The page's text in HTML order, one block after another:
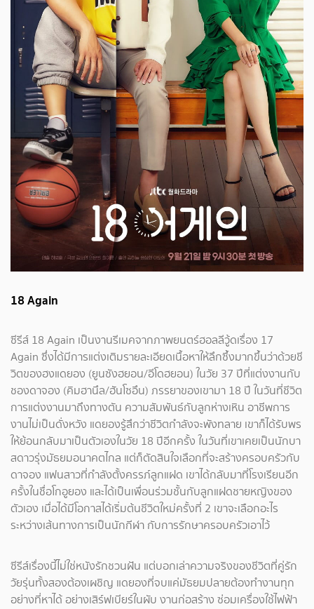
18 Again
ซีรีส์ 18 Again เป็นงานรีเมคจากภาพยนตร์ฮอลลีวู้ดเรื่อง 17
Again ซึ่งได้มีการแต่งเติมรายละเอียดเนื้อหาให้ลึกซึ้งมากขึ้นว่าด้วยชี
วิตของฮงแดยอง (ยูนซังฮยอน/อีโดฮยอน) ในวัย 37 ปีที่แต่งงานกับ
ชองดาจอง (คิมฮานึล/ฮันโซอึน) ภรรยาของเขามา 18 ปี ในวันที่ชีวิต
การแต่งงานมาถึงทางตัน ความสัมพันธ์กับลูกห่างเหิน อาชีพการ
งานไม่เป็นดั่งหวัง แดยองรู้สึกว่าชีวิตกำลังจะพังทลาย เขาก็ได้รับพร
ให้ย้อนกลับมาเป็นตัวเองในวัย 18 ปีอีกครั้ง ในวันที่เขาเคยเป็นนักบา
สดาวรุ่งมัธยมอนาคตไกล แต่ก็ตัดสินใจเลือกที่จะสร้างครอบครัวกับ
ดาจอง แฟนสาวที่กำลังตั้งครรภ์ลูกแฝด เขาได้กลับมาที่โรงเรียนอีก
ครั้งในชื่อโกอูยอง และได้เป็นเพื่อนร่วมชั้นกับลูกแฝดชายหญิงของ
ตัวเอง เมื่อได้มีโอกาสได้เริ่มต้นชีวิตใหม่ครั้งที่ 2 เขาจะเลือกอะไร
ระหว่างเส้นทางการเป็นนักกีฬา กับการรักษาครอบครัวเอาไว้
ซีรีส์เรื่องนี้ไม่ใช่หนังรักชวนฝัน แต่บอกเล่าความจริงของชีวิตที่คู่รัก
วัยรุ่นทั้งสองต้องเผชิญ แดยองที่จบแค่มัธยมปลายต้องทำงานทุก
อย่างที่หาได้ อย่างเสิร์ฟเบียร์ในผับ งานก่อสร้าง ซ่อมเครื่องใช้ไฟฟ้า